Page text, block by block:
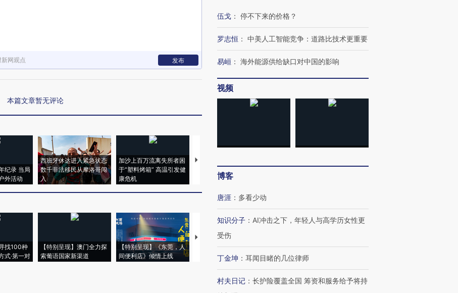
网观点 发布
本篇文章暂无评论
纪录 当局
外活动
西班牙休达进入紧急状态
数千非法移民从摩洛哥闯
入
加沙上百万流离失所者困
于“塑料烤箱” 高温引发健
康危机
马航飞行员跨国走私7万
粒摇头丸 尿检体内含3种
找100种
式·第一对
【特别呈现】澳门全力探
索葡语国家新渠道
【特别呈现】《东莞，人
间便利店》倾情上线
【推广】走进第四届链博
会，让数智科技“链”接产
【特别呈现】寻找100种
有意思的生活方式·第三对
CFO：不靠规模取胜，华
伍戈 ： 停不下来的价格？
罗志恒 ： 中美人工智能竞争：道路比技术更重要
易峘 ： 海外能源供给缺口对中国的影响
视频
博客
唐涯 ： 多看少动
知识分子 ： AI冲击之下，年轻人与高学历女性更
受伤
丁金坤 ： 耳闻目睹的几位律师
村夫日记 ： 长护险覆盖全国 筹资和服务给予将持